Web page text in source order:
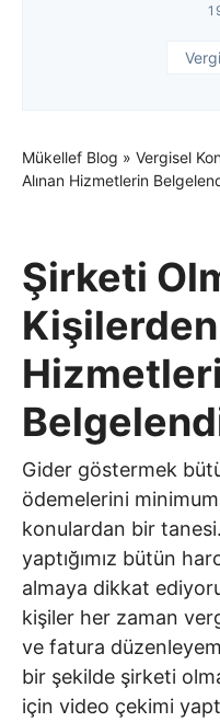
Mükellef Blog » Vergisel
Alınan Hizmetlerin
Şirketi
Kişilerden
Gider göstermek
ödemelerini
konulardan bir
yaptığımız bütün
almaya dikkat
kişiler her zaman
ve fatura
bir şekilde şirketi
için video çekimi